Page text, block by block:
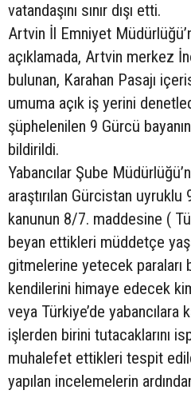
vatandaşını sınır dışı etti.
Artvin İl Emniyet
açıklamada, Artvin merkez
bulunan, Karahan Pasajı
umuma açık iş yerini
şüphelenilen 9 Gürcü bayanın
bildirildi.
Yabancılar Şube
araştırılan Gürcistan uyruklu
kanunun 8/7. maddesine (
beyan ettikleri müddetçe
gitmelerine yetecek paraları
kendilerini himaye edecek
veya Türkiye’de yabancılara
işlerden birini tutacaklarını
muhalefet ettikleri tespit
yapılan incelemelerin